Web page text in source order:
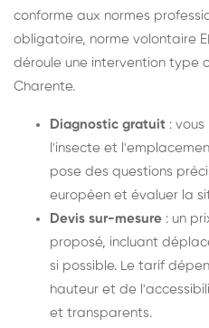
conforme aux normes
obligatoire, norme volontaire
déroule une intervention type
Charente.
Diagnostic gratuit :
l'insecte et
pose des questions
européen et évaluer la
Devis sur-mesure : un
proposé, incluant
si possible. Le tarif
hauteur et de
et transparents.